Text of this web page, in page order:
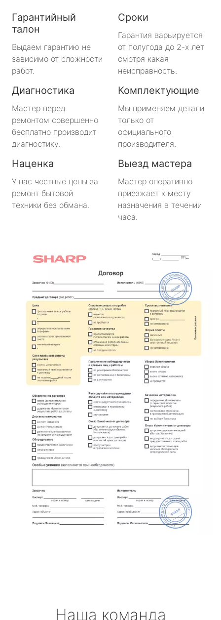
Гарантийный
талон
Выдаем гарантию не
зависимо от сложности
работ.
Сроки
Гарантия варьируется
от полугода до 2-х лет
смотря какая
неисправность.
Диагностика
Мастер перед
ремонтом совершенно
бесплатно производит
диагностику.
Комплектующие
Мы применяем детали
только от
официального
производителя.
Наценка
У нас честные цены за
ремонт бытовой
техники без обмана.
Выезд мастера
Мастер оперативно
приезжает к месту
назначения в течении
часа.
Наша команда